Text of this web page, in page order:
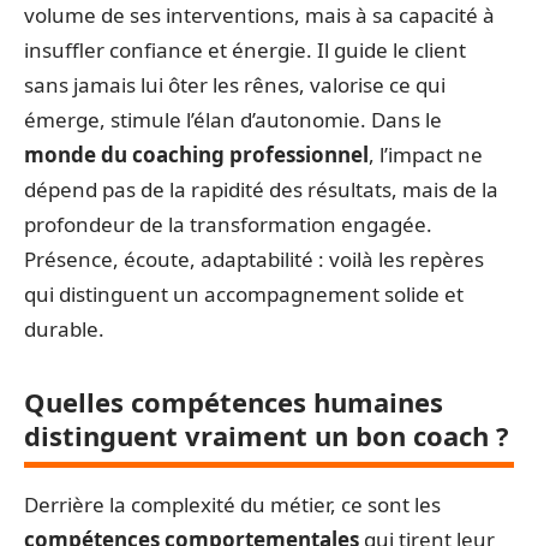
volume de ses interventions, mais à sa capacité à
insuffler confiance et énergie. Il guide le client
sans jamais lui ôter les rênes, valorise ce qui
émerge, stimule l’élan d’autonomie. Dans le
monde du coaching professionnel, l’impact ne
dépend pas de la rapidité des résultats, mais de la
profondeur de la transformation engagée.
Présence, écoute, adaptabilité : voilà les repères
qui distinguent un accompagnement solide et
durable.
Quelles compétences humaines
distinguent vraiment un bon coach ?
Derrière la complexité du métier, ce sont les
compétences comportementales qui tirent leur